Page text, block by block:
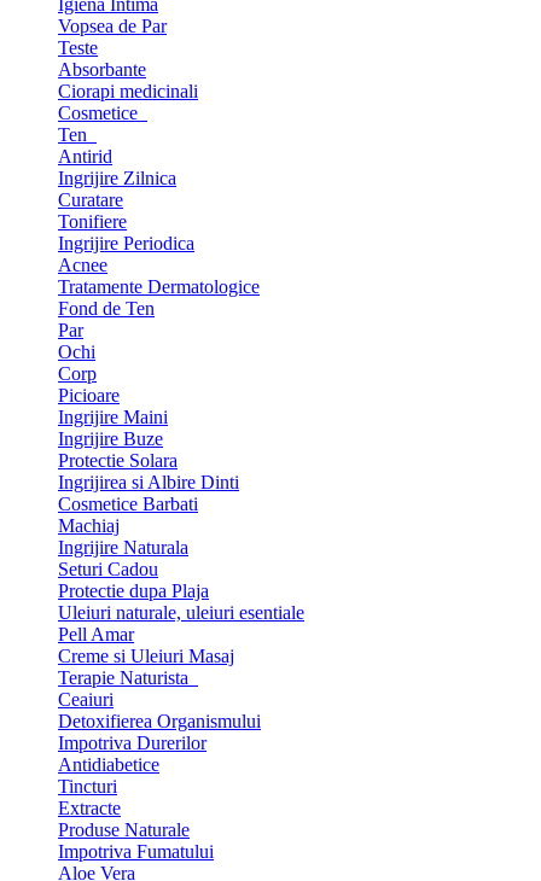
Igiena Intima
Vopsea de Par
Teste
Absorbante
Ciorapi medicinali
Cosmetice
Ten
Antirid
Ingrijire Zilnica
Curatare
Tonifiere
Ingrijire Periodica
Acnee
Tratamente Dermatologice
Fond de Ten
Par
Ochi
Corp
Picioare
Ingrijire Maini
Ingrijire Buze
Protectie Solara
Ingrijirea si Albire Dinti
Cosmetice Barbati
Machiaj
Ingrijire Naturala
Seturi Cadou
Protectie dupa Plaja
Uleiuri naturale, uleiuri esentiale
Pell Amar
Creme si Uleiuri Masaj
Terapie Naturista
Ceaiuri
Detoxifierea Organismului
Impotriva Durerilor
Antidiabetice
Tincturi
Extracte
Produse Naturale
Impotriva Fumatului
Aloe Vera